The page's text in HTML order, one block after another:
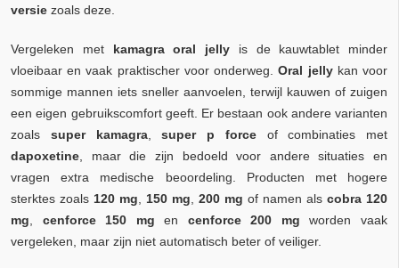
versie zoals deze.
Vergeleken met kamagra oral jelly is de kauwtablet minder
vloeibaar en vaak praktischer voor onderweg.Oral jellykan voor
sommige mannen iets sneller aanvoelen, terwijl kauwen of zuigen
een eigen gebruikscomfort geeft. Er bestaan ook andere varianten
zoals super kamagra,super p forceof combinaties met
dapoxetine , maar die zijn bedoeld voor andere situaties en
vragen extra medische beoordeling. Producten met hogere
sterktes zoals 120 mg 150 mg 200 mg of namen als cobra 120
mg
cenforce 150 mg en cenforce 200 mg worden vaak
vergeleken, maar zijn niet automatisch beter of veiliger.